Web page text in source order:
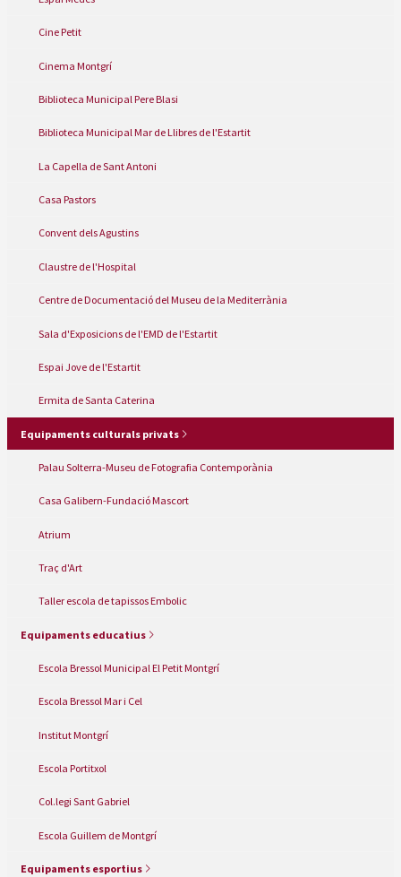
Cine Petit
Cinema Montgrí
Biblioteca Municipal Pere Blasi
Biblioteca Municipal Mar de Llibres de l'Estartit
La Capella de Sant Antoni
Casa Pastors
Convent dels Agustins
Claustre de l'Hospital
Centre de Documentació del Museu de la Mediterrània
Sala d'Exposicions de l'EMD de l'Estartit
Espai Jove de l'Estartit
Ermita de Santa Caterina
Equipaments culturals privats
Palau Solterra-Museu de Fotografia Contemporània
Casa Galibern-Fundació Mascort
Atrium
Traç d'Art
Taller escola de tapissos Embolic
Equipaments educatius
Escola Bressol Municipal El Petit Montgrí
Escola Bressol Mar i Cel
Institut Montgrí
Escola Portitxol
Col.legi Sant Gabriel
Escola Guillem de Montgrí
Equipaments esportius